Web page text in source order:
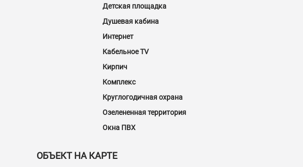
Детская площадка
Душевая кабина
Интернет
Кабельное TV
Кирпич
Комплекс
Круглогодичная охрана
Озелененная территория
Окна ПВХ
ОБЪЕКТ НА КАРТЕ